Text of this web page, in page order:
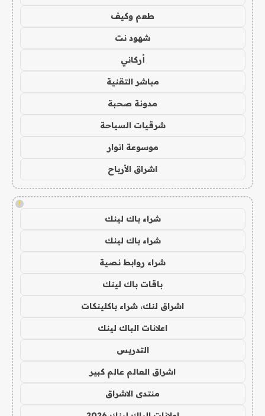
طعم وكيف
شهود نت
أركاني
مباشر التقنية
مدونة صحبة
شرقيات السياحة
موسوعة انوار
اشراق الأرباح
!
شراء باك لينك
شراء باك لينك
شراء روابط نصية
باقات باك لينك
اشراق لنك، شراء باكلينكات
اعلانات الباك لينك
التدريس
اشراق العالم عالم كبير
منتدى الاشراق